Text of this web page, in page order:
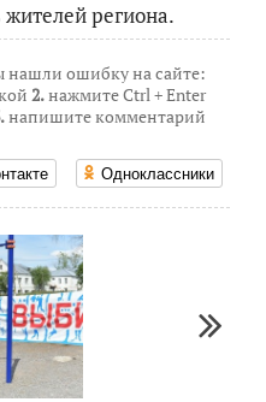
региона.
нашли ошибку на сайте:
2.нажмите Ctrl + Enter
напишите комментарий
Одноклассники